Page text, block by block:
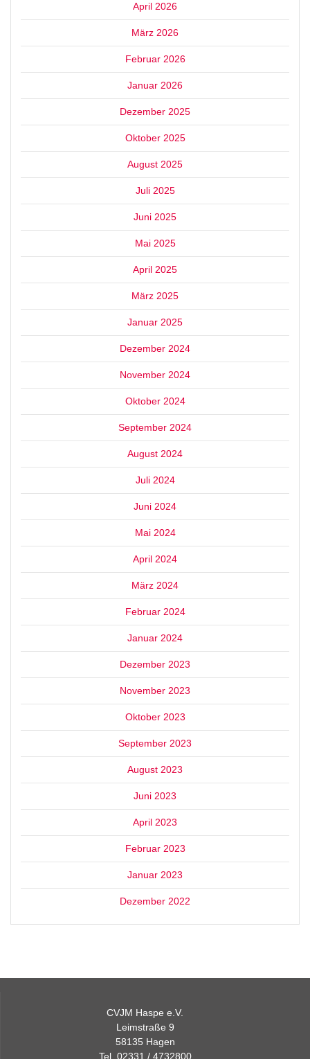
April 2026
März 2026
Februar 2026
Januar 2026
Dezember 2025
Oktober 2025
August 2025
Juli 2025
Juni 2025
Mai 2025
April 2025
März 2025
Januar 2025
Dezember 2024
November 2024
Oktober 2024
September 2024
August 2024
Juli 2024
Juni 2024
Mai 2024
April 2024
März 2024
Februar 2024
Januar 2024
Dezember 2023
November 2023
Oktober 2023
September 2023
August 2023
Juni 2023
April 2023
Februar 2023
Januar 2023
Dezember 2022
CVJM Haspe e.V.
Leimstraße 9
58135 Hagen
Tel. 02331 / 4732800